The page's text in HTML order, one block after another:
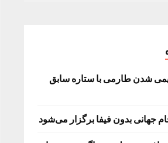
شدن طارمی با ستاره سابق
جهانی بدون فیفا برگزار می‌شود